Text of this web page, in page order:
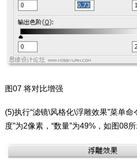
图07 将对比增强
(5)执行“滤镜\风格化\浮雕效果”菜单命
度”为2像素，“数量”为49%，如图08所